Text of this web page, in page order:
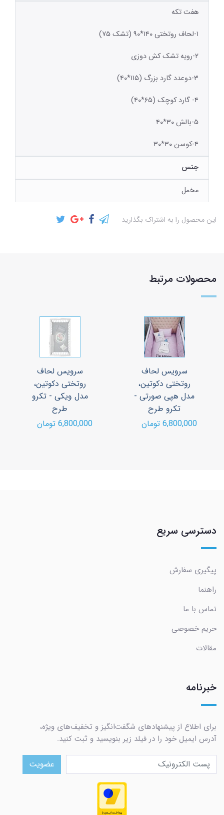
هفت تکه
۱-لحاف روتختی ۱۴۰*۹۰ (تشک ۷۵)
۲-رویه تشک کش دوزی
۳-دوعدد گارد بزرگ (۱۱۵*۴۰)
۴- گارد کوچک (۶۵*۴۰)
۵-بالش ۳۰*۴۰
۴-کوسن ۳۰*۳۰
جنس
مخمل
این محصول را به اشتراک بگذارید
محصولات مرتبط
سرویس لحاف
روتختی دکوتین،
مدل هپی صورتی -
تکرو طرح
6,800,000 تومان
سرویس لحاف
روتختی دکوتین،
مدل ویکی - تکرو
طرح
6,800,000 تومان
دسترسی سریع
پیگیری سفارش
راهنما
تماس با ما
حریم خصوصی
مقالات
خبرنامه
برای اطلاع از پیشنهادهای شگفت‌انگیز و تخفیف‌های ویژه،
آدرس ایمیل خود را در فیلد زیر بنویسید و ثبت کنید.
عضویت